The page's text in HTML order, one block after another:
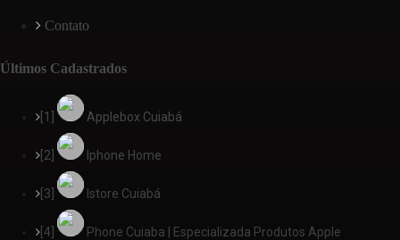
Contato
Últimos Cadastrados
[1] Applebox Cuiabá
[2] Iphone Home
[3] Istore Cuiabá
[4] Phone Cuiaba | Especializada Produtos Apple